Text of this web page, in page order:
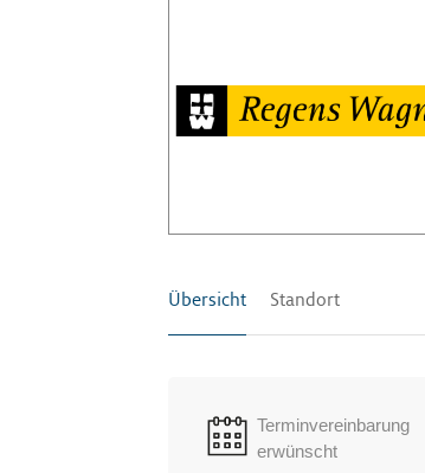
Übersicht Standort
Terminvereinbarung
erwünscht